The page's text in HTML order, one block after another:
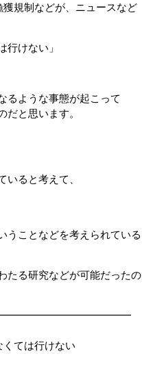
規制などが、ニュースなど
けない」
るような事態が起こって
と思います。
ると考えて、
ことなどを考えられている
たる研究などが可能だったの
は行けない